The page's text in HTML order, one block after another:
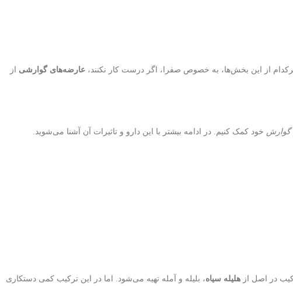
از این بخش‌ها، به خصوص صفرا، اگر درست کار نکنند، عارضه‌های گوارشی از
گوارش خود کمک کنیم. در ادامه بیشتر با این دارو و تاثیرات آن آشنا می‌شوید.
در اصل از هلیله سیاه، بلیله و آمله تهیه می‌شود. اما در این ترکیب کمی دستکاری